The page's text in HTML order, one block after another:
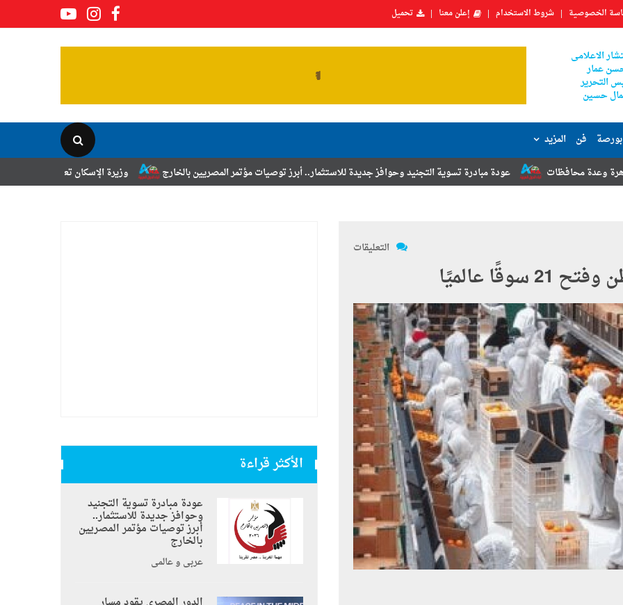
الخصوصية شروط الاستخدام إعلن معنا تحميل
الاعلامى
عمار
التحرير
حسين
فن المزيد
وزيرة الإسكان تعلن نتائج قرعة تخصيص أراضي عودة مبادرة تسوية التجنيد وحوافز جديدة للاستثمار.. أبرز توصيات مؤتمر المصريين بالخارج
التعليقات
الأكثر قراءة
عودة مبادرة تسوية التجنيد
وحوافز جديدة للاستثمار..
أبرز توصيات مؤتمر المصريين
بالخارج
عربي و عالمي